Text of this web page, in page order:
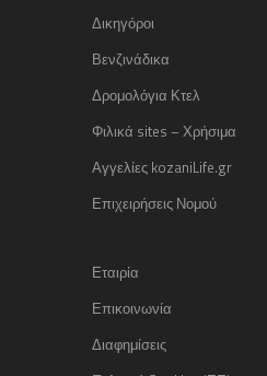
Δικηγόροι
Βενζινάδικα
Δρομολόγια Κτελ
Φιλικά sites – Χρήσιμα
Αγγελίες kozaniLife.gr
Επιχειρήσεις Νομού
Εταιρία
Επικοινωνία
Διαφημίσεις